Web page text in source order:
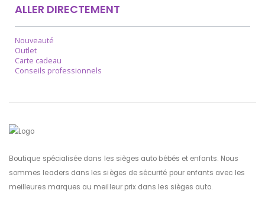
ALLER DIRECTEMENT
Nouveauté
Outlet
Carte cadeau
Conseils professionnels
Boutique spécialisée dans les sièges auto bébés et enfants. Nous
sommes leaders dans les sièges de sécurité pour enfants avec les
meilleures marques au meilleur prix dans les sièges auto.